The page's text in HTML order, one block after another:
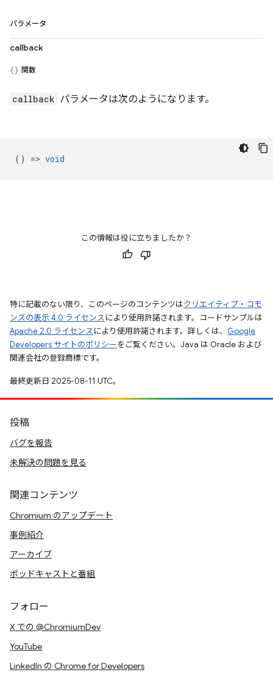
パラメータ
callback
関数
callback パラメータは次のようになります。
() => void
この情報は役に立ちましたか？
特に記載のない限り、このページのコンテンツはクリエイティブ・コモ
ンズの表示 4.0 ライセンスにより使用許諾されます。コードサンプルは
Apache 2.0 ライセンスにより使用許諾されます。詳しくは、 Google
Developers サイトのポリシーをご覧ください。Java は Oracle および
関連会社の登録商標です。
最終更新日 2025-08-11 UTC。
投稿
バグを報告
未解決の問題を見る
関連コンテンツ
Chromium のアップデート
事例紹介
アーカイブ
ポッドキャストと番組
フォロー
X での @ChromiumDev
YouTube
LinkedIn の Chrome for Developers